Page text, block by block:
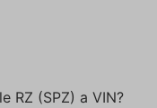
RZ (SPZ) a VIN?